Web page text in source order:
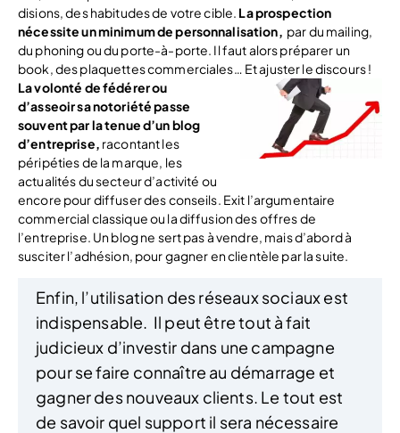
disions, des habitudes de votre cible. La prospection
nécessite un minimum de personnalisation, par du mailing,
du phoning ou du porte-à-porte. Il faut alors préparer un
book, des plaquettes commerciales… Et ajuster le discours !
La volonté de fédérer ou
d’asseoir sa notoriété passe
souvent par la tenue d’un blog
d’entreprise, racontant les
péripéties de la marque, les
actualités du secteur d’activité ou
encore pour diffuser des conseils. Exit l’argumentaire
commercial classique ou la diffusion des offres de
l’entreprise. Un blog ne sert pas à vendre, mais d’abord à
susciter l’adhésion, pour gagner en clientèle par la suite.
Enfin, l’utilisation des réseaux sociaux est
indispensable. Il peut être tout à fait
judicieux d’investir dans une campagne
pour se faire connaître au démarrage et
gagner des nouveaux clients. Le tout est
de savoir quel support il sera nécessaire